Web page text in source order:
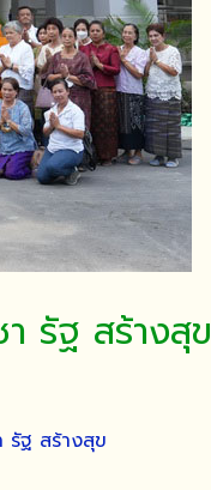
รัฐ สร้างสุข
รัฐ สร้างสุข